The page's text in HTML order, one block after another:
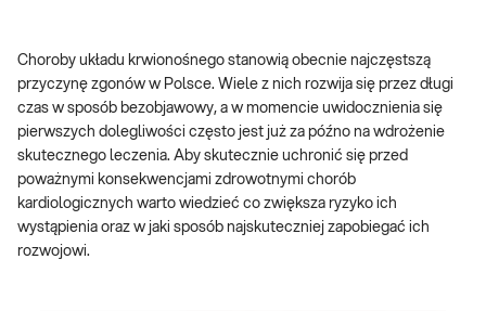
Choroby układu krwionośnego stanowią obecnie najczęstszą
przyczynę zgonów w Polsce. Wiele z nich rozwija się przez długi
czas w sposób bezobjawowy, a w momencie uwidocznienia się
pierwszych dolegliwości często jest już za późno na wdrożenie
skutecznego leczenia. Aby skutecznie uchronić się przed
poważnymi konsekwencjami zdrowotnymi chorób
kardiologicznych warto wiedzieć co zwiększa ryzyko ich
wystąpienia oraz w jaki sposób najskuteczniej zapobiegać ich
rozwojowi.